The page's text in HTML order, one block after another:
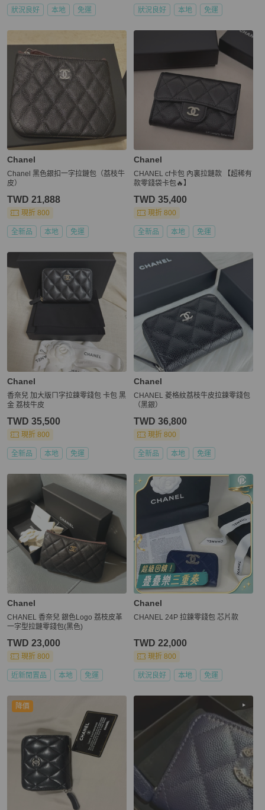
狀況良好 本地 免運 狀況良好 本地 免運
Chanel
Chanel 黑色銀扣一字拉鏈包（荔枝牛
皮）
TWD 21,888
現折 800
全新品 本地 免運
Chanel
CHANEL cf卡包 內裏拉鏈款 【超稀有
款零錢袋卡包🔥】
TWD 35,400
現折 800
全新品 本地 免運
Chanel
香奈兒 加大版ㄇ字拉鍊零錢包 卡包 黑
金 荔枝牛皮
TWD 35,500
現折 800
全新品 本地 免運
Chanel
CHANEL 菱格紋荔枝牛皮拉鍊零錢包
（黑銀）
TWD 36,800
現折 800
全新品 本地 免運
Chanel
CHANEL 香奈兒 銀色Logo 荔枝皮革
一字型拉鏈零錢包(黑色)
TWD 23,000
現折 800
近新閒置品 本地 免運
Chanel
CHANEL 24P 拉鍊零錢包 芯片款
TWD 22,000
現折 800
狀況良好 本地 免運
降價